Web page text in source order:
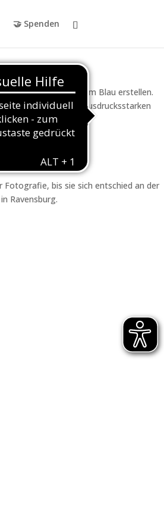
🤝 Spenden
Drucke in leuchtendem Blau erstellen.
Werke mit ausdrucksstarken
bis sie sich entschied an der
Ravensburg.